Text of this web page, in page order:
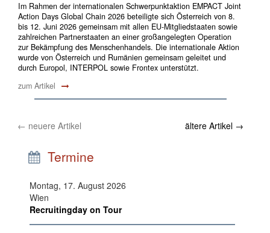
Im Rahmen der internationalen Schwerpunktaktion EMPACT Joint
Action Days Global Chain 2026 beteiligte sich Österreich von 8.
bis 12. Juni 2026 gemeinsam mit allen EU-Mitgliedstaaten sowie
zahlreichen Partnerstaaten an einer großangelegten Operation
zur Bekämpfung des Menschenhandels. Die internationale Aktion
wurde von Österreich und Rumänien gemeinsam geleitet und
durch Europol, INTERPOL sowie Frontex unterstützt.
zum Artikel
← neuere Artikel ältere Artikel →
Termine
Montag, 17. August 2026
Wien
Recruitingday on Tour